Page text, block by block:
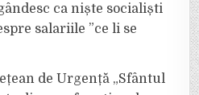
ca niște socialiști
salariile ”ce li se
de Urgență „Sfântul